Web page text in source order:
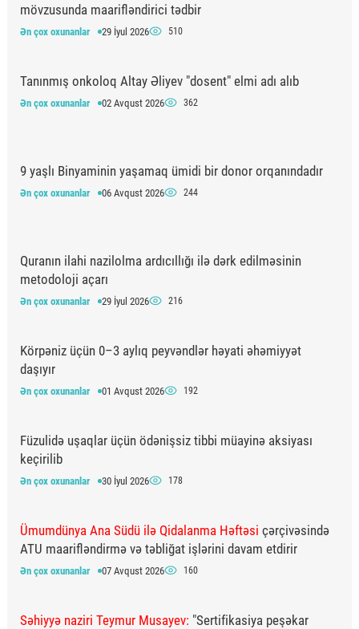
mövzusunda maarifləndirici tədbir
Ən çox oxunanlar 29 İyul 2026 510
Tanınmış onkoloq Altay Əliyev "dosent" elmi adı alıb
Ən çox oxunanlar 02 Avqust 2026 362
9 yaşlı Binyaminin yaşamaq ümidi bir donor orqanındadır
Ən çox oxunanlar 06 Avqust 2026 244
Quranın ilahi nazilolma ardıcıllığı ilə dərk edilməsinin
metodoloji açarı
Ən çox oxunanlar 29 İyul 2026 216
Körpəniz üçün 0–3 aylıq peyvəndlər həyati əhəmiyyət
daşıyır
Ən çox oxunanlar 01 Avqust 2026 192
Füzulidə uşaqlar üçün ödənişsiz tibbi müayinə aksiyası
keçirilib
Ən çox oxunanlar 30 İyul 2026 178
Ümumdünya Ana Südü ilə Qidalanma Həftəsi çərçivəsində
Ən çox oxunanlar 07 Avqust 2026 160
Səhiyyə naziri Teymur Musayev: "Sertifikasiya peşəkar